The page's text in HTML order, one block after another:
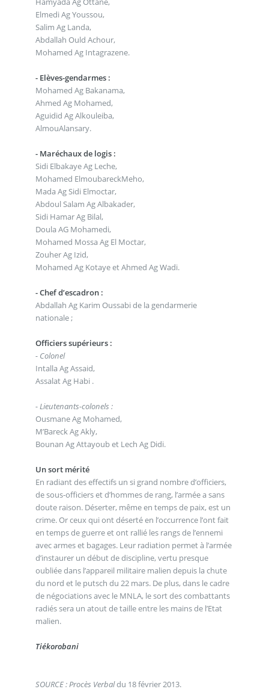
Elmedi Ag Youssou,
Salim Ag Landa,
Abdallah Ould Achour,
Mohamed Ag Intagrazene.
- Elèves-gendarmes :
Mohamed Ag Bakanama,
Ahmed Ag Mohamed,
Aguidid Ag Alkouleiba,
AlmouAlansary.
- Maréchaux de logis :
Sidi Elbakaye Ag Leche,
Mohamed ElmoubareckMeho,
Mada Ag Sidi Elmoctar,
Abdoul Salam Ag Albakader,
Sidi Hamar Ag Bilal,
Doula AG Mohamedi,
Mohamed Mossa Ag El Moctar,
Zouher Ag Izid,
Mohamed Ag Kotaye et Ahmed Ag Wadi.
- Chef d’escadron :
Abdallah Ag Karim Oussabi de la gendarmerie
nationale ;
Officiers supérieurs :
- Colonel
Intalla Ag Assaid,
Assalat Ag Habi .
- Lieutenants-colonels :
Ousmane Ag Mohamed,
M’Bareck Ag Akly,
Bounan Ag Attayoub et Lech Ag Didi.
Un sort mérité
En radiant des effectifs un si grand nombre d’officiers,
de sous-officiers et d’hommes de rang, l’armée a sans
doute raison. Déserter, même en temps de paix, est un
crime. Or ceux qui ont déserté en l’occurrence l’ont fait
en temps de guerre et ont rallié les rangs de l’ennemi
avec armes et bagages. Leur radiation permet à l’armée
d’instaurer un début de discipline, vertu presque
oubliée dans l’appareil militaire malien depuis la chute
du nord et le putsch du 22 mars. De plus, dans le cadre
de négociations avec le MNLA, le sort des combattants
radiés sera un atout de taille entre les mains de l’Etat
malien.
Tiékorobani
SOURCE :Procès Verbaldu 18 février 2013.